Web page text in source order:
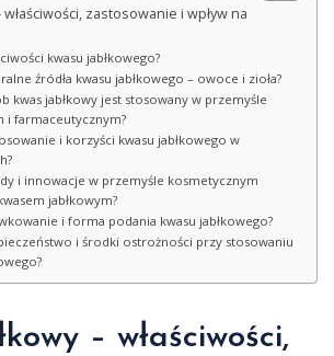
właściwości, zastosowanie i wpływ na
kwasu jabłkowego?
źródła kwasu jabłkowego – owoce i zioła?
kwas jabłkowy jest stosowany w przemyśle
i farmaceutycznym?
i korzyści kwasu jabłkowego w
i innowacje w przemyśle kosmetycznym
jabłkowym?
i forma podania kwasu jabłkowego?
i środki ostrożności przy stosowaniu
– właściwości,